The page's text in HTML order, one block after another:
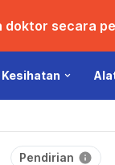
doktor secara
Pendirian